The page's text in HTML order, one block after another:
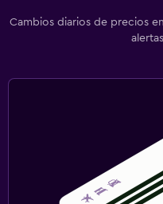
Cambios diarios de precios